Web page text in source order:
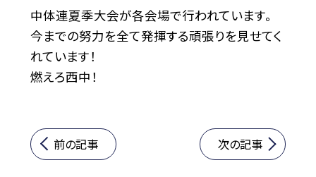
中体連夏季大会が各会場で行われています。
今までの努力を全て発揮する頑張りを見せてく
れています！
燃えろ西中！
前の記事 次の記事